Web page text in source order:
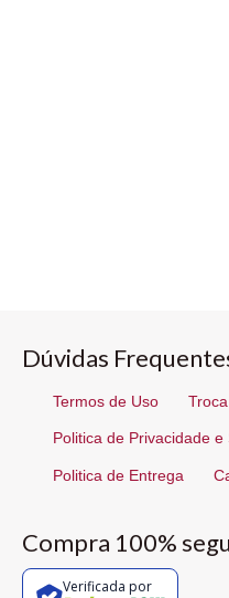
Dúvidas
Termos de Uso
Politica de Privacidade e
Politica de Entrega
Compra 100%
Verificada por